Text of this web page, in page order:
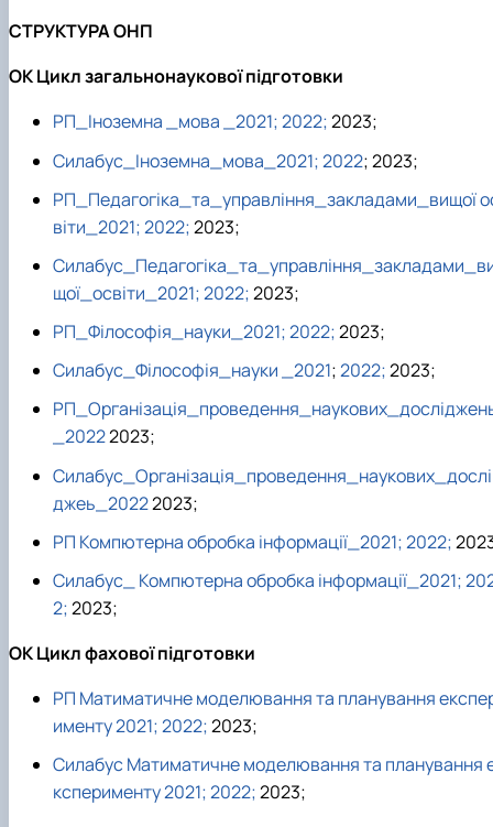
СТРУКТУРА ОНП
ОК Цикл загальнонаукової підготовки
РП_Іноземна _мова _2021;2022;2023;
Силабус_Іноземна_мова_2021;2022; 2023;
РП_Педагогіка_та_управління_закладами_вищої
віти_2021;2022;2023;
щої_освіти_2021;2022;2023;
РП_Філософія_науки_2021;2022;2023;
Силабус_Філософія_науки _2021;2022;2023;
_20222023;
Силабус_Організація_проведення_наукових_дослі
джеь_20222023;
РП Компютерна обробка інформації_2021;2022;
Силабус_ Компютерна обробка інформації_2021;
2;2023;
ОК Цикл фахової підготовки
РП Матиматичне моделювання та планування
именту 2021;2022;2023;
Силабус Матиматичне моделювання та планування
ксперименту 2021;2022;2023;